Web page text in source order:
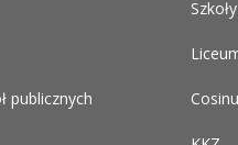
publicznych